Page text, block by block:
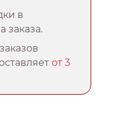
в
заказа.
от 3